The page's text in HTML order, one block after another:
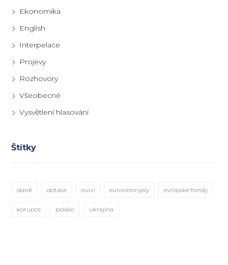
Ekonomika
English
Interpelace
Projevy
Rozhovory
Všeobecné
Vysvětlení hlasování
Štítky
daně dotace euro euronesmysly evropské fondy
korupce polsko ukrajina